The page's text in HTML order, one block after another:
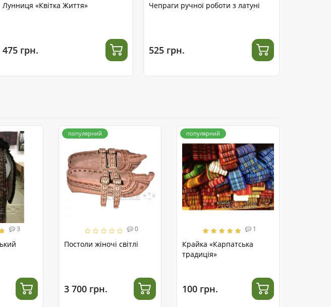
Лунниця «Квітка Життя»
475 грн.
Чепраги ручної роботи з латуні
525 грн.
3
популярний
0
Постоли жіночі світлі
3 700 грн.
популярний
1
Крайка «Карпатська
традиція»
100 грн.